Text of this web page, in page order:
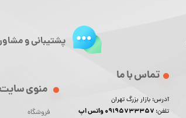
منوی
فروشگاه
تماس با ما
آدرس: بازار بزرگ تهران
تلفن:
پشتیبانی و